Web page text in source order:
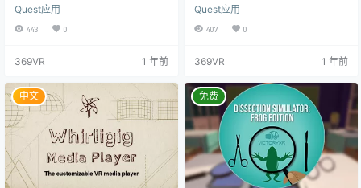
应用。它支持2D、3D、360度和18
0度环绕视频、图像播放，以及音频
应用，进行简单设置，即可享受电
多种功能，包括： - 播放各种媒体
类型，包括视频、音频和图像，同
时支持卡通播放器。 - 支持网络共
享媒体流，包括UPnP/DL…
Quest应用
443 0
369VR 1 年前
将与书籍互动的真实体验带入现实
生活。 借助Livro，您可以轻松导入
作和翻阅数字副本。 无论是在虚拟
还是通过直通功能保持对周围环境
的感知，Livro都能提供最佳体验。
而通过与Google Drive的集成，您
能更加方便地加载您的文件。 …
Quest应用
407 0
369VR 1 年前
中文 免费